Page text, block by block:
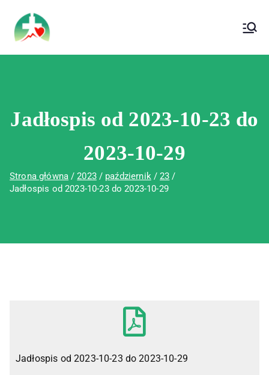
Wojewódzki Szpital Specjalistyczny im.
Św. Rafała w Czerwonej Górze
Jadłospis od 2023-10-23 do
2023-10-29
Strona główna 2023 październik
23
Jadłospis od 2023-10-23 do 2023-10-29
Jadłospis od 2023-10-23 do 2023-10-29